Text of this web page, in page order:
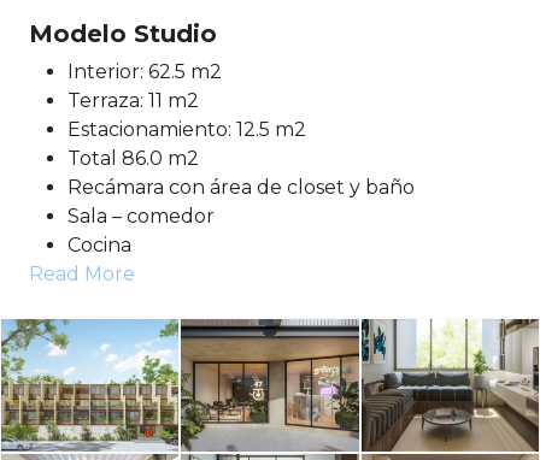
Modelo Studio
Interior: 62.5 m2
Terraza: 11 m2
Estacionamiento: 12.5 m2
Total 86.0 m2
Recámara con área de closet y baño
Sala – comedor
Cocina
Read More